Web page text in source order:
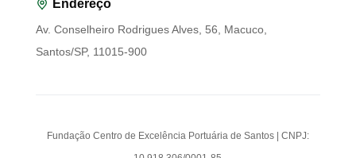
Endereço
Av. Conselheiro Rodrigues Alves, 56, Macuco,
Santos/SP, 11015-900
Fundação Centro de Excelência Portuária de Santos | CNPJ: